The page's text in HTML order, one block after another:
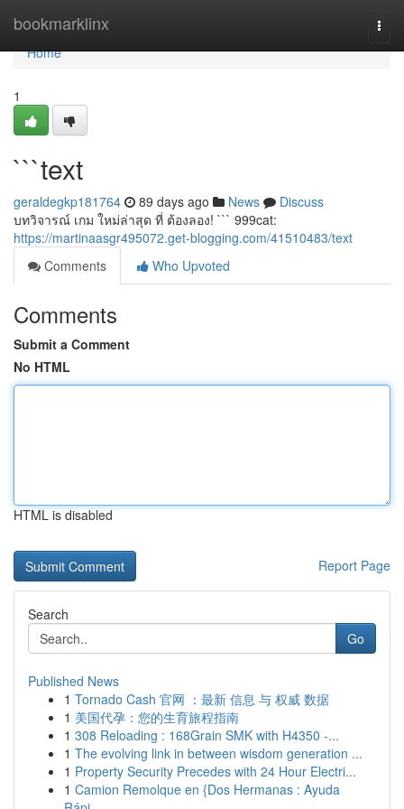
bookmarklinx
Home
Home
1
```text
geraldegkp181764 89 days ago News
Discuss
บทวิจารณ์ เกม ใหม่ล่าสุด ที่ ต้องลอง! ``` 999cat:
https://martinaasgr495072.get-blogging.com/41510483/text
Comments
Who Upvoted
Comments
Submit a Comment
No HTML
HTML is disabled
Report Page
Search
Go
Published News
1 Tornado Cash 官网 ：最新 信息 与 权威 数据
1 美国代孕：您的生育旅程指南
1 308 Reloading : 168Grain SMK with H4350 -...
1 The evolving link in between wisdom generation ...
1 Property Security Precedes with 24 Hour Electri...
1 Camion Remolque en {Dos Hermanas : Ayuda